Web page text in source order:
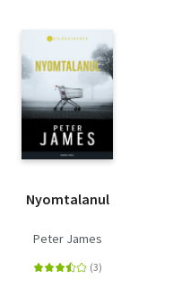
Nyomtalanul
Peter James